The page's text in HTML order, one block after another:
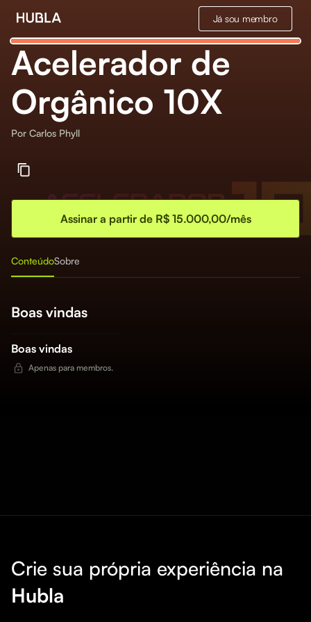
Já sou membro
Acelerador de
Orgânico 10X
Por Carlos Phyll
Assinar a partir de R$ 15.000,00/mês
ConteúdoSobre
Boas vindas
Boas vindas
Apenas para membros.
Crie sua própria experiência na
Hubla